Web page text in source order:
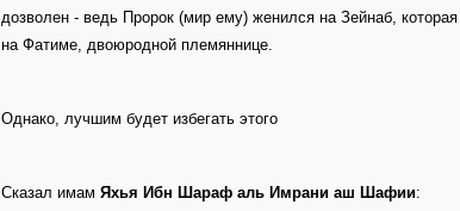
дозволен - ведь Пророк (мир ему) женился на Зейнаб,
на Фатиме, двоюродной племяннице.
Однако, лучшим будет избегать этого
Сказал имам Яхья Ибн Шараф аль Имрани аш Шафии: